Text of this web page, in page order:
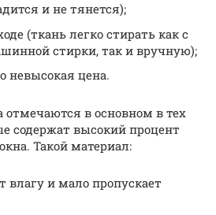
и не тянется);
(ткань легко стирать как с
стирки, так и вручную);
невысокая цена.
отмечаются в основном в тех
содержат высокий процент
Такой материал:
влагу и мало пропускает